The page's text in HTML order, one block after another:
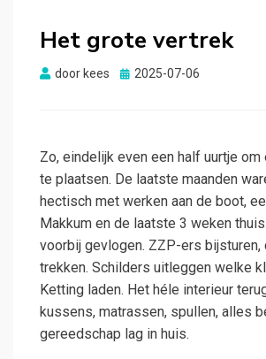
Het grote vertrek
door kees
Gepubliceerd
2025-07-06
Zo, eindelijk even een half uurtje om
te plaatsen. De laatste maanden
hectisch met werken aan de boot,
Makkum en de laatste 3 weken
voorbij gevlogen. ZZP-ers bijsturen,
trekken. Schilders uitleggen welke
Ketting laden. Het héle interieur
kussens, matrassen, spullen, alles
gereedschap lag in huis.